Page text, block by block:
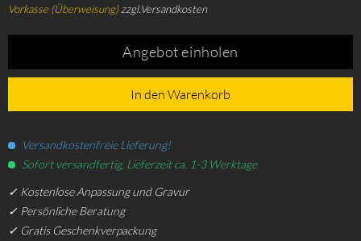
Vorkasse (Überweisung)zzgl.Versandkosten
Angebot einholen
In den Warenkorb
Versandkostenfreie Lieferung!
Sofort versandfertig, Lieferzeit ca. 1-3 Werktage
✓ Kostenlose Anpassung und Gravur
✓ Persönliche Beratung
✓ Gratis Geschenkverpackung